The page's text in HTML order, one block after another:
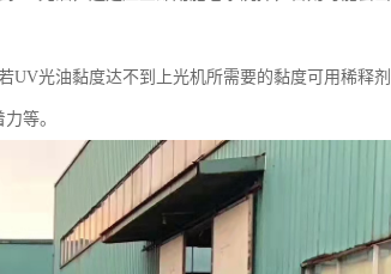
UV光油黏度达不到上光机所需要的黏度可用稀释剂
等。